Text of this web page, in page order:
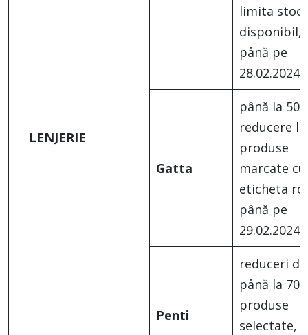
LENJERIE
limita
disponibil,
până pe
28.02.2024
Gatta
până la
reducere la
produse
marcate cu
eticheta
până pe
29.02.2024
Penti
reduceri de
până la
produse
selectate,